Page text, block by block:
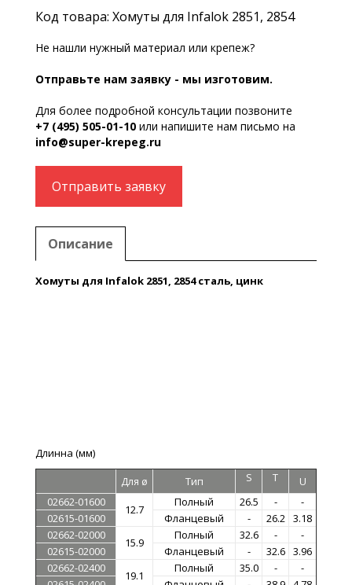
Код товара: Хомуты для Infalok 2851, 2854
Не нашли нужный материал или крепеж?
Отправьте нам заявку - мы изготовим.
Для более подробной консультации позвоните
+7 (495) 505-01-10 или напишите нам письмо на
info@super-krepeg.ru
Отправить заявку
Описание
Хомуты для Infalok 2851, 2854 сталь, цинк
Длинна (мм)
Для ø
Тип S T
U
02662-01600
12.7
Полный 26.5 -
-
02615-01600
Фланцевый - 26.2 3.18
02662-02000
15.9
Полный 32.6 -
-
02615-02000
Фланцевый - 32.6 3.96
02662-02400
19.1
Полный 35.0 -
-